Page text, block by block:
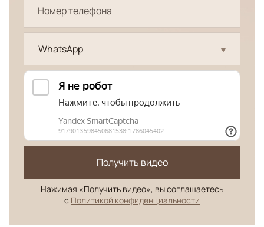
WhatsApp
Получить видео
Нажимая «Получить видео», вы соглашаетесь
с Политикой конфиденциальности